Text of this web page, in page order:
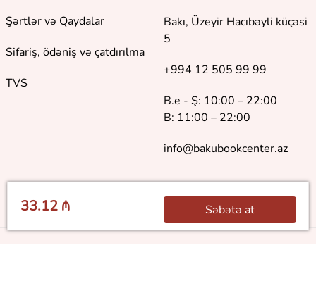
33.12 ₼ Səbətə at
Şərtlər və Qaydalar
Sifariş, ödəniş və çatdırılma
TVS
Bakı, Üzeyir Hacıbəyli küçəsi
5
+994 12 505 99 99
B.e - Ş: 10:00 – 22:00
B: 11:00 – 22:00
info@bakubookcenter.az